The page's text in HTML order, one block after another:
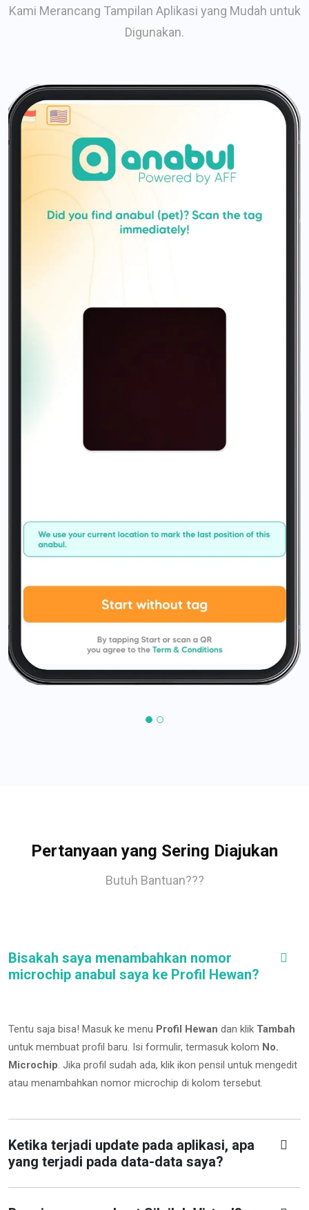
Kami Merancang Tampilan Aplikasi yang Mudah untuk
Digunakan.
Pertanyaan yang Sering Diajukan
Butuh Bantuan???
Bisakah saya menambahkan nomor
microchip anabul saya ke Profil Hewan?
Tentu saja bisa! Masuk ke menu Profil Hewan dan klik Tambah
untuk membuat profil baru. Isi formulir, termasuk kolom No.
Microchip. Jika profil sudah ada, klik ikon pensil untuk mengedit
atau menambahkan nomor microchip di kolom tersebut.
Ketika terjadi update pada aplikasi, apa
yang terjadi pada data-data saya?